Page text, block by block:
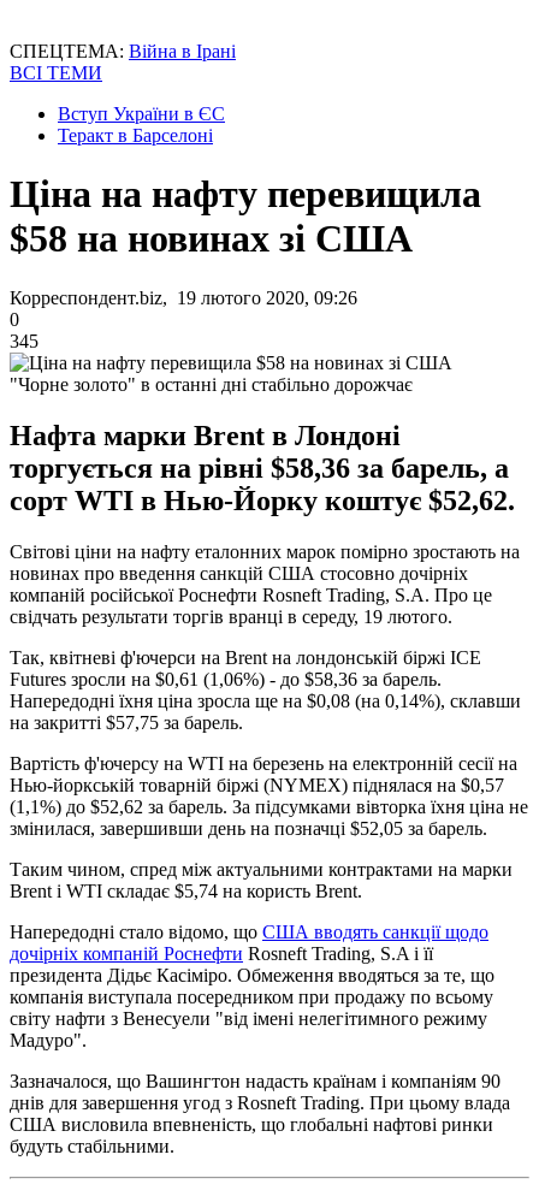
СПЕЦТЕМА: Війна в Ірані
ВСІ ТЕМИ
Вступ України в ЄС
Теракт в Барселоні
Ціна на нафту перевищила
$58 на новинах зі США
Корреспондент.biz, 19 лютого 2020, 09:26
0
345
"Чорне золото" в останні дні стабільно дорожчає
Нафта марки Brent в Лондоні
торгується на рівні $58,36 за барель, а
сорт WTI в Нью-Йорку коштує $52,62.
Світові ціни на нафту еталонних марок помірно зростають на
новинах про введення санкцій США стосовно дочірніх
компаній російської Роснефти Rosneft Trading, S.A. Про це
свідчать результати торгів вранці в середу, 19 лютого.
Так, квітневі ф'ючерси на Brent на лондонській біржі ICE
Futures зросли на $0,61 (1,06%) - до $58,36 за барель.
Напередодні їхня ціна зросла ще на $0,08 (на 0,14%), склавши
на закритті $57,75 за барель.
Вартість ф'ючерсу на WTI на березень на електронній сесії на
Нью-йоркській товарній біржі (NYMEX) піднялася на $0,57
(1,1%) до $52,62 за барель. За підсумками вівторка їхня ціна не
змінилася, завершивши день на позначці $52,05 за барель.
Таким чином, спред між актуальними контрактами на марки
Brent і WTI складає $5,74 на користь Brent.
Напередодні стало відомо, що США вводять санкції щодо
дочірніх компаній Роснефти Rosneft Trading, S.A і її
президента Дідьє Касіміро. Обмеження вводяться за те, що
компанія виступала посередником при продажу по всьому
світу нафти з Венесуели "від імені нелегітимного режиму
Мадуро".
Зазначалося, що Вашингтон надасть країнам і компаніям 90
днів для завершення угод з Rosneft Trading. При цьому влада
США висловила впевненість, що глобальні нафтові ринки
будуть стабільними.